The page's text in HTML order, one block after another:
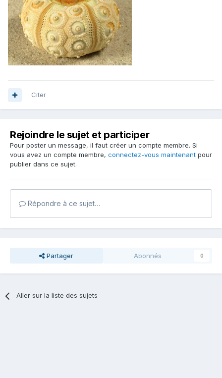
Citer
Rejoindre le sujet et participer
Pour poster un message, il faut créer un compte membre. Si
vous avez un compte membre, connectez-vous maintenant pour
publier dans ce sujet.
Répondre à ce sujet…
Partager Abonnés 0
Aller sur la liste des sujets